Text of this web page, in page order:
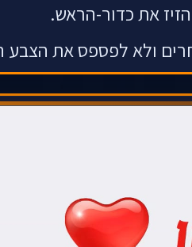
את כדור-הראש.
ולא לפספס את הצבע